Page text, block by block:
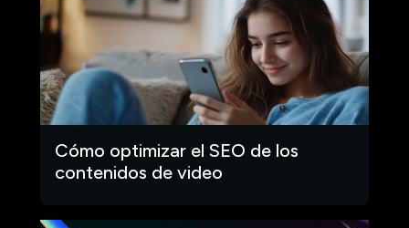
Cómo optimizar el SEO de los
contenidos de video